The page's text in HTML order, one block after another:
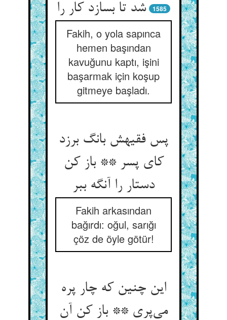
شد تا بسازد کار را
1585
Fakih, o yola sapınca
hemen başından
kavuğunu kaptı, işini
başarmak için koşup
gitmeye başladı.
پس فقیهش بانگ برزد
کای پسر ** باز کن
دستار را آنگه ببر
Fakih arkasından
bağırdı: oğul, sarığı
çöz de öyle götür!
این چنین که چار پره
می‌پری ** باز کن آن